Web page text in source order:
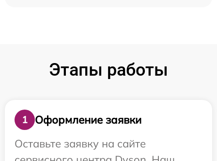
Этапы работы
1
Оформление заявки
Оставьте заявку на сайте